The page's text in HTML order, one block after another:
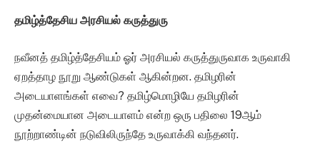
தமிழ்த்தேசிய அரசியல் கருத்துரு
நவீனத் தமிழ்த்தேசியம் ஓர் அரசியல் கருத்துருவாக உருவாகி
ஏறத்தாழ நூறு ஆண்டுகள் ஆகின்றன. தமிழரின்
அடையாளங்கள் எவை? தமிழ்மொழியே தமிழரின்
முதன்மையான அடையாளம் என்ற ஒரு பதிலை 19ஆம்
நூற்றாண்டின் நடுவிலிருந்தே உருவாக்கி வந்தனர்.